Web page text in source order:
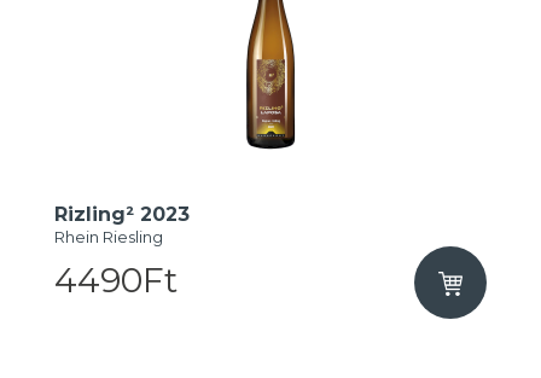
Rizling² 2023
Rhein Riesling
4490Ft